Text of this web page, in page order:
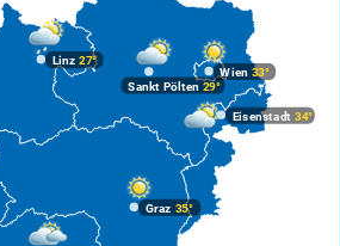
Graz 35°
Linz 27°
Wien 33°
Eisenstadt 34°
Sankt Pölten 29°